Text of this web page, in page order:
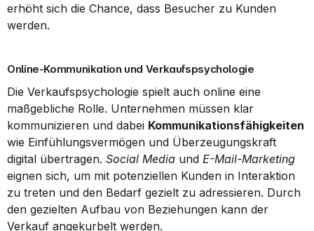
erhöht sich die Chance, dass Besucher zu Kunden
werden.
Online-Kommunikation und Verkaufspsychologie
Die Verkaufspsychologie spielt auch online eine
maßgebliche Rolle. Unternehmen müssen klar
kommunizieren und dabei Kommunikationsfähigkeiten
wie Einfühlungsvermögen und Überzeugungskraft
digital übertragen. Social Media und E-Mail-Marketing
eignen sich, um mit potenziellen Kunden in Interaktion
zu treten und den Bedarf gezielt zu adressieren. Durch
den gezielten Aufbau von Beziehungen kann der
Verkauf angekurbelt werden.